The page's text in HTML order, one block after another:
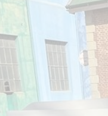
privado por
al proyecto de